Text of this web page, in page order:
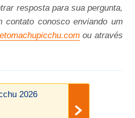
resposta para sua pergunta,
contato conosco enviando um
ou através
2026